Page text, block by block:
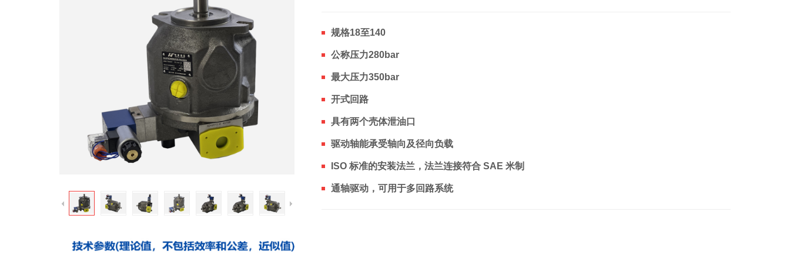
规格18至140
公称压力280bar
最大压力350bar
开式回路
具有两个壳体泄油口
驱动轴能承受轴向及径向负载
ISO 标准的安装法兰，法兰连接符合 SAE 米制
通轴驱动，可用于多回路系统